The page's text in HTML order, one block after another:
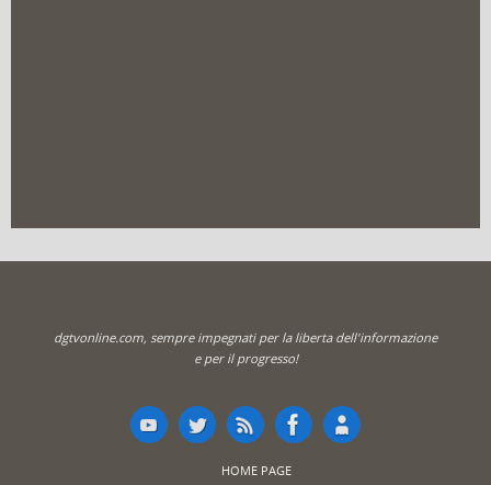
dgtvonline.com, sempre impegnati per la liberta dell'informazione
e per il progresso!
HOME PAGE